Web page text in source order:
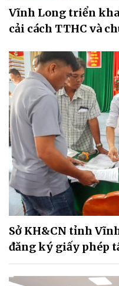
Vĩnh Long triển
cải cách TTHC và
Sở KH&CN tỉnh
đăng ký giấy phép